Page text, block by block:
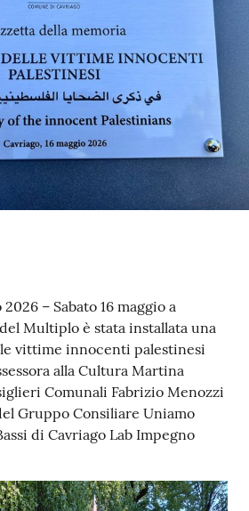
– Sabato 16 maggio a
Multiplo è stata installata una
vittime innocenti palestinesi
alla Cultura Martina
Comunali Fabrizio Menozzi
Gruppo Consiliare Uniamo
di Cavriago Lab Impegno